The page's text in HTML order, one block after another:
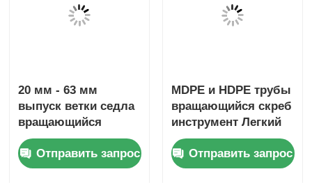
20 мм - 63 мм
выпуск ветки седла
вращающийся
инструмент для
скребки
электрофузионный
Отправить запрос
MDPE и HDPE трубы
вращающийся скреб
инструмент Легкий
электрофузионный
инструмент
Отправить запрос